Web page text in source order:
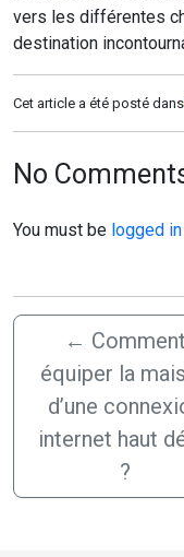
vers les différentes
destination
Cet article a été posté dans
No
You must be logged in
← Comment
équiper la
d’une
internet haut
?